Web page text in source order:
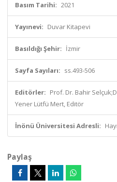
Basım Tarihi: 2021
Yayınevi: Duvar Kitapevi
Basıldığı Şehir: İzmir
Sayfa Sayıları: ss.493-506
Editörler: Prof. Dr. Bahir
Yener Lütfü Mert, Editör
İnönü Üniversitesi Adresli:
Paylaş